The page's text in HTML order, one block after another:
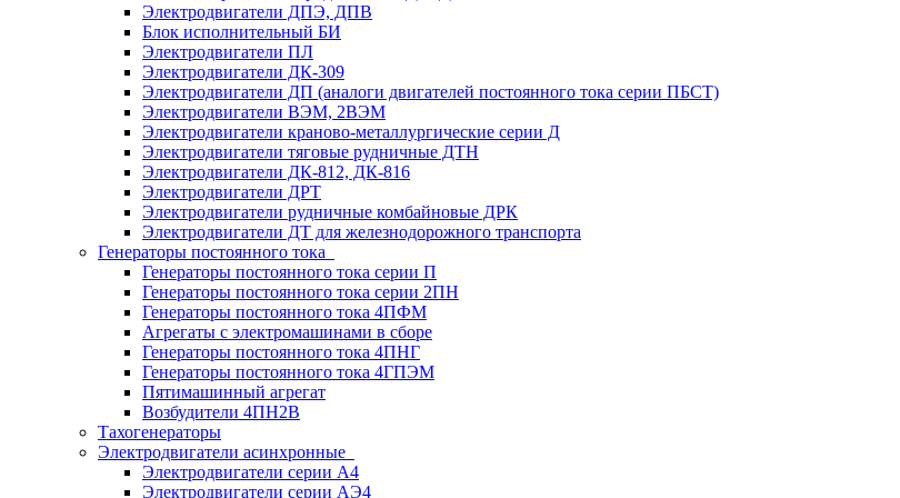
Электродвигатели ДПЭ, ДПВ
Блок исполнительный БИ
Электродвигатели ПЛ
Электродвигатели ДК-309
Электродвигатели ДП (аналоги двигателей постоянного тока серии ПБСТ)
Электродвигатели ВЭМ, 2ВЭМ
Электродвигатели краново-металлургические серии Д
Электродвигатели тяговые рудничные ДТН
Электродвигатели ДК-812, ДК-816
Электродвигатели ДРТ
Электродвигатели рудничные комбайновые ДРК
Электродвигатели ДТ для железнодорожного транспорта
Генераторы постоянного тока
Генераторы постоянного тока серии П
Генераторы постоянного тока серии 2ПН
Генераторы постоянного тока 4ПФМ
Агрегаты с электромашинами в сборе
Генераторы постоянного тока 4ПНГ
Генераторы постоянного тока 4ГПЭМ
Пятимашинный агрегат
Возбудители 4ПН2В
Тахогенераторы
Электродвигатели асинхронные
Электродвигатели серии А4
Электродвигатели серии АЭ4